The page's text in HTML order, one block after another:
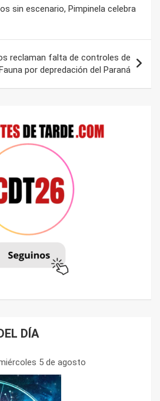
sin escenario, Pimpinela celebra
reclaman falta de controles de
por depredación del Paraná
DÍA
5 de agosto